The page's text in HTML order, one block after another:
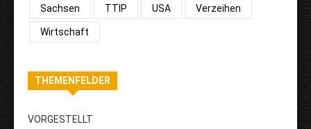
Sachsen TTIP USA Verzeihen
Wirtschaft
THEMENFELDER
VORGESTELLT